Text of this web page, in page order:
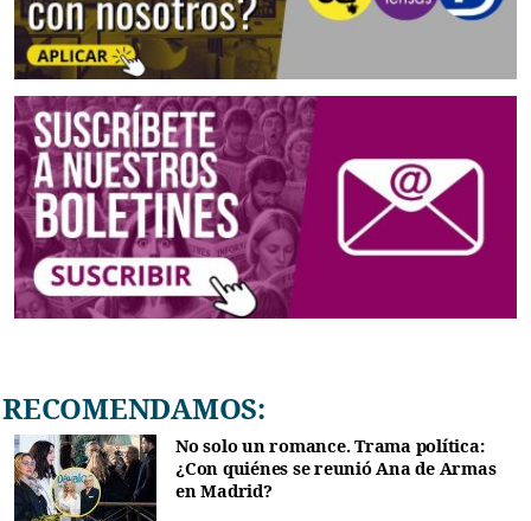
RECOMENDAMOS:
No solo un romance. Trama política:
¿Con quiénes se reunió Ana de Armas
en Madrid?